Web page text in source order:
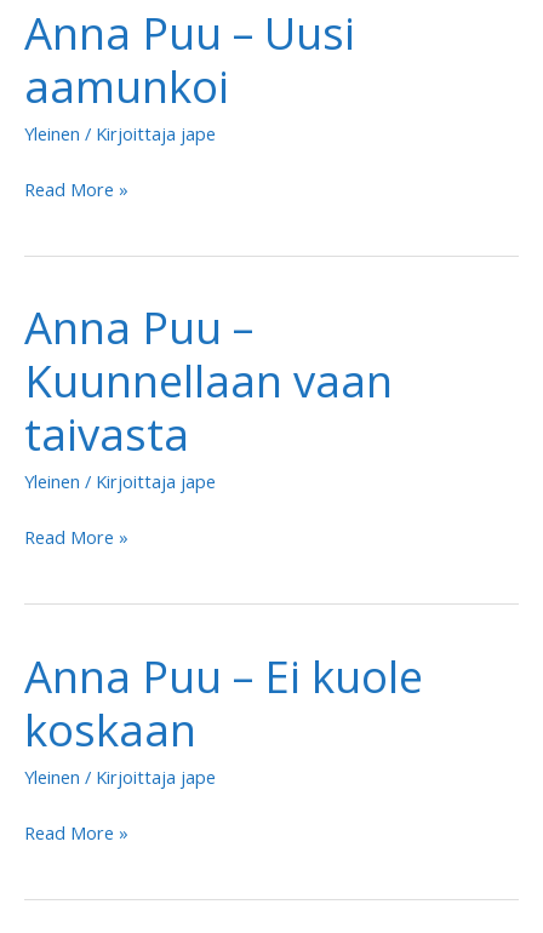
Vilma
Alina
–
ja
hento
ote
Anna Puu – Uusi
aamunkoi
Yleinen / Kirjoittaja jape
Anna
–
aamunkoi
Read More »
Anna Puu –
Kuunnellaan vaan
taivasta
Yleinen / Kirjoittaja jape
Anna
–
vaan
taivasta
Read More »
Anna Puu – Ei kuole
koskaan
Yleinen / Kirjoittaja jape
Anna
–
Read More »